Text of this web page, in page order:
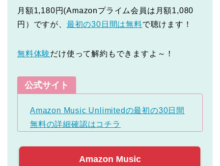
月額1,180円(Amazonプライム会員は月額1,080
円）ですが、 最初の30日間は無料で聴けます！
無料体験だけ使って解約もできますよ～！
公式サイト
Amazon Music Unlimitedの最初の30日間
無料の詳細確認はコチラ
Amazon Music